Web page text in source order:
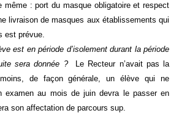
même : port du masque obligatoire et respect
livraison de masques aux établissements qui
est prévue.
est en période d’isolement durant la période
sera donnée ?
Le Recteur n’avait pas la
de façon générale, un élève qui ne
examen au mois de juin devra le passer en
son affectation de parcours sup.